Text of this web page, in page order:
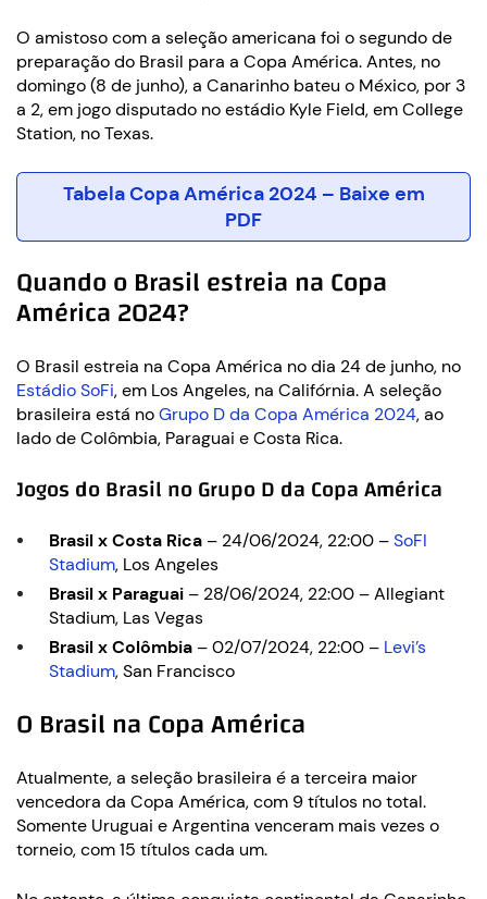
O amistoso com a seleção americana foi o segundo de
preparação do Brasil para a Copa América. Antes, no
domingo (8 de junho), a Canarinho bateu o México, por 3
a 2, em jogo disputado no estádio Kyle Field, em College
Station, no Texas.
Tabela Copa América 2024 – Baixe em
PDF
Quando o Brasil estreia na Copa
América 2024?
O Brasil estreia na Copa América no dia 24 de junho, no
Estádio SoFi, em Los Angeles, na Califórnia. A seleção
brasileira está noGrupo D da Copa América 2024, ao
lado de Colômbia, Paraguai e Costa Rica.
Jogos do Brasil no Grupo D da Copa América
Brasil x Costa Rica – 24/06/2024, 22:00 –SoFI
Stadium, Los Angeles
Brasil x Paraguai – 28/06/2024, 22:00 – Allegiant
Stadium, Las Vegas
Brasil x Colômbia – 02/07/2024, 22:00 – Levi’s
Stadium, San Francisco
O Brasil na Copa América
Atualmente, a seleção brasileira é a terceira maior
vencedora da Copa América, com 9 títulos no total.
Somente Uruguai e Argentina venceram mais vezes o
torneio, com 15 títulos cada um.